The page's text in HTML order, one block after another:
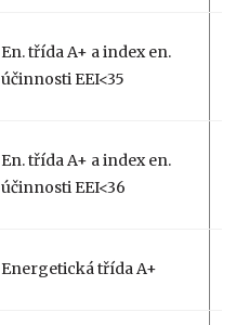
En. třída A+ a index en.
účinnosti EEI<35
En. třída A+ a index en.
účinnosti EEI<36
Energetická třída A+